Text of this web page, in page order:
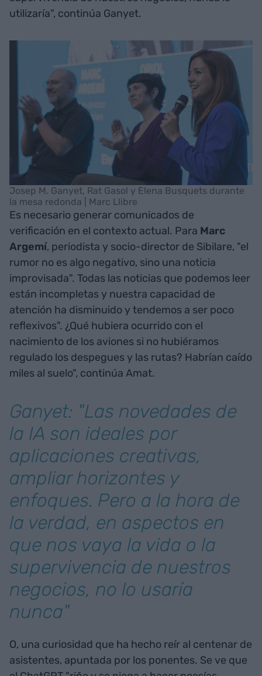
utilizaría", continúa Ganyet.
Josep M. Ganyet, Rat Gasol y Elena Busquets durante
la mesa redonda | Marc Llibre
Es necesario generar comunicados de
verificación en el contexto actual. Para Marc
Argemí, periodista y socio-director de Sibilare, "el
rumor no es algo negativo, sino una noticia
improvisada". Todas las noticias que podemos leer
están incompletas y nuestra capacidad de
atención ha disminuido y tendemos a ser poco
reflexivos". ¿Qué hubiera ocurrido con el
nacimiento de los aviones si no hubiéramos
regulado los despegues y las rutas? Habrían caído
miles al suelo", continúa Amat.
Ganyet: "Las novedades de
la IA son ideales por
aplicaciones creativas,
ampliar horizontes y
enfoques. Pero a la hora de
la verdad, en aspectos en
que nos vaya la vida o la
supervivencia de nuestros
negocios, no lo usaría
nunca"
O, una curiosidad que ha hecho reír al centenar de
asistentes, apuntada por los ponentes. Se ve que